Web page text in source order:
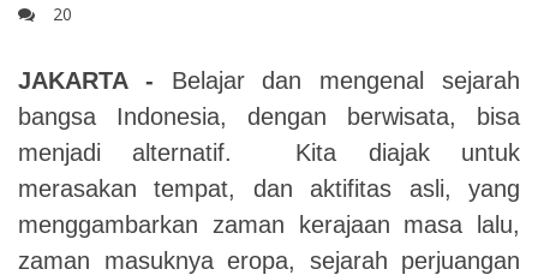
20
JAKARTA - Belajar dan mengenal sejarah
bangsa Indonesia, dengan berwisata, bisa
menjadi alternatif. Kita diajak untuk
merasakan tempat, dan aktifitas asli, yang
menggambarkan zaman kerajaan masa lalu,
zaman masuknya eropa, sejarah perjuangan